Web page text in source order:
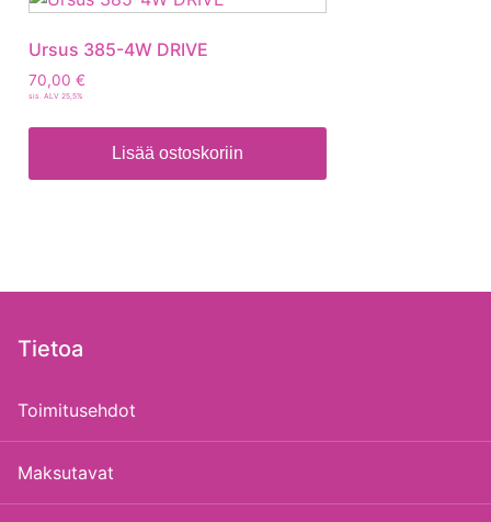
Ursus 385-4W DRIVE
70,00 €
sis. ALV 25,5%
Lisää ostoskoriin
Tietoa
Toimitusehdot
Maksutavat